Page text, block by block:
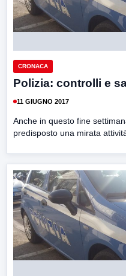
CRONACA
Polizia: controlli e
11 GIUGNO 2017
Anche in questo fine
predisposto una mirata